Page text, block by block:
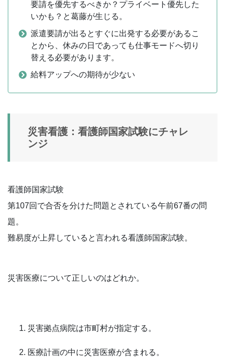
要請を優先するべきか？プライベート優先した
いかも？と葛藤が生じる。
派遣要請が出るとすぐに出発する必要があるこ
とから、休みの日であっても仕事モードへ切り
替える必要があります。
給料アップへの期待が少ない
災害看護：看護師国家試験にチャレ
ンジ
看護師国家試験
第107回で合否を分けた問題とされている午前67番の問
題。
難易度が上昇していると言われる看護師国家試験。
災害医療について正しいのはどれか。
災害拠点病院は市町村が指定する。
医療計画の中に災害医療が含まれる。